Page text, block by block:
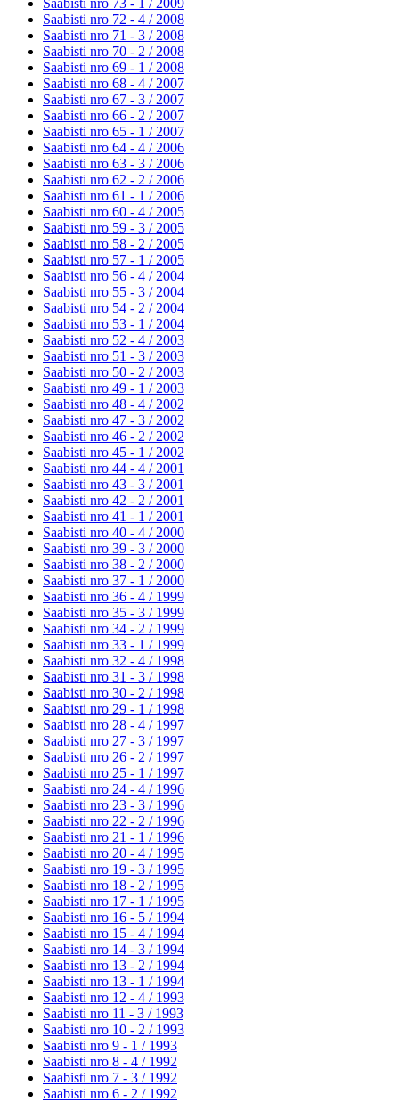
Saabisti nro 73 - 1 / 2009
Saabisti nro 72 - 4 / 2008
Saabisti nro 71 - 3 / 2008
Saabisti nro 70 - 2 / 2008
Saabisti nro 69 - 1 / 2008
Saabisti nro 68 - 4 / 2007
Saabisti nro 67 - 3 / 2007
Saabisti nro 66 - 2 / 2007
Saabisti nro 65 - 1 / 2007
Saabisti nro 64 - 4 / 2006
Saabisti nro 63 - 3 / 2006
Saabisti nro 62 - 2 / 2006
Saabisti nro 61 - 1 / 2006
Saabisti nro 60 - 4 / 2005
Saabisti nro 59 - 3 / 2005
Saabisti nro 58 - 2 / 2005
Saabisti nro 57 - 1 / 2005
Saabisti nro 56 - 4 / 2004
Saabisti nro 55 - 3 / 2004
Saabisti nro 54 - 2 / 2004
Saabisti nro 53 - 1 / 2004
Saabisti nro 52 - 4 / 2003
Saabisti nro 51 - 3 / 2003
Saabisti nro 50 - 2 / 2003
Saabisti nro 49 - 1 / 2003
Saabisti nro 48 - 4 / 2002
Saabisti nro 47 - 3 / 2002
Saabisti nro 46 - 2 / 2002
Saabisti nro 45 - 1 / 2002
Saabisti nro 44 - 4 / 2001
Saabisti nro 43 - 3 / 2001
Saabisti nro 42 - 2 / 2001
Saabisti nro 41 - 1 / 2001
Saabisti nro 40 - 4 / 2000
Saabisti nro 39 - 3 / 2000
Saabisti nro 38 - 2 / 2000
Saabisti nro 37 - 1 / 2000
Saabisti nro 36 - 4 / 1999
Saabisti nro 35 - 3 / 1999
Saabisti nro 34 - 2 / 1999
Saabisti nro 33 - 1 / 1999
Saabisti nro 32 - 4 / 1998
Saabisti nro 31 - 3 / 1998
Saabisti nro 30 - 2 / 1998
Saabisti nro 29 - 1 / 1998
Saabisti nro 28 - 4 / 1997
Saabisti nro 27 - 3 / 1997
Saabisti nro 26 - 2 / 1997
Saabisti nro 25 - 1 / 1997
Saabisti nro 24 - 4 / 1996
Saabisti nro 23 - 3 / 1996
Saabisti nro 22 - 2 / 1996
Saabisti nro 21 - 1 / 1996
Saabisti nro 20 - 4 / 1995
Saabisti nro 19 - 3 / 1995
Saabisti nro 18 - 2 / 1995
Saabisti nro 17 - 1 / 1995
Saabisti nro 16 - 5 / 1994
Saabisti nro 15 - 4 / 1994
Saabisti nro 14 - 3 / 1994
Saabisti nro 13 - 2 / 1994
Saabisti nro 13 - 1 / 1994
Saabisti nro 12 - 4 / 1993
Saabisti nro 11 - 3 / 1993
Saabisti nro 10 - 2 / 1993
Saabisti nro 9 - 1 / 1993
Saabisti nro 8 - 4 / 1992
Saabisti nro 7 - 3 / 1992
Saabisti nro 6 - 2 / 1992